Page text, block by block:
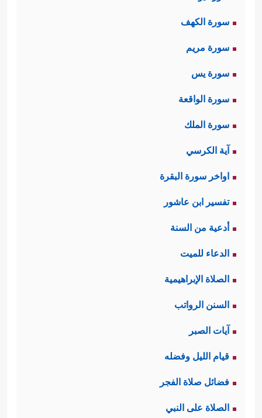
سورة الكهف
سورة مريم
سورة يس
سورة الواقعة
سورة الملك
آية الكرسي
اواخر سورة البقرة
تفسير ابن عاشور
أدعية من السنة
الدعاء للميت
الصلاة الإبراهيمية
السنن الرواتب
آيات الصبر
قيام الليل وفضله
فضائل صلاة الفجر
الصلاة على النبي